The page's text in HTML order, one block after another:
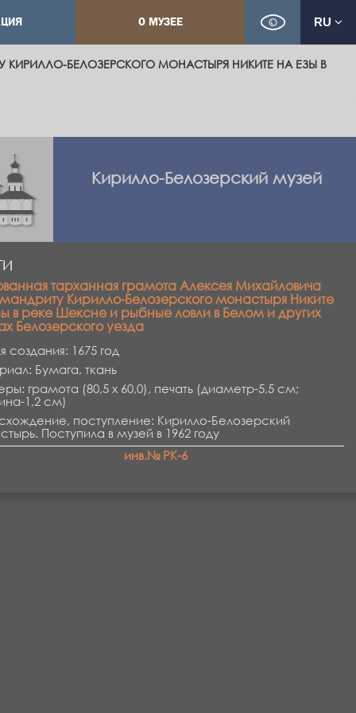
О МУЗЕЕ RU
БЕЛОЗЕРСКОГО МОНАСТЫРЯ НИКИТЕ НА ЕЗЫ В
Кирилло-Белозерский музей
тарханная грамота Алексея Михайловича
Кирилло-Белозерского монастыря Никите
в реке Шексне и рыбные ловли в Белом и других
Белозерского уезда
создания: 1675 год
Бумага, ткань
грамота (80,5 х 60,0), печать (диаметр-5,5 см;
1,2 см)
поступление: Кирилло-Белозерский
Поступила в музей в 1962 году
инв.№ РК-6